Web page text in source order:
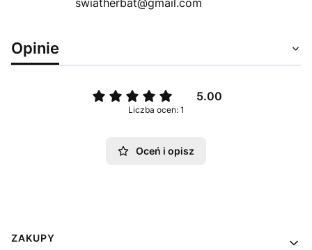
Opinie
5.00
Liczba ocen: 1
Oceń i opisz
Linki w stopce
ZAKUPY